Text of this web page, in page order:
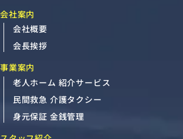
会社案内
会社概要
会長挨拶
事業案内
老人ホーム 紹介サービス
民間救急 介護タクシー
身元保証 金銭管理